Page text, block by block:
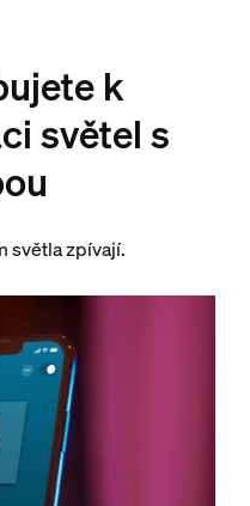
k
světel s
světla zpívají.